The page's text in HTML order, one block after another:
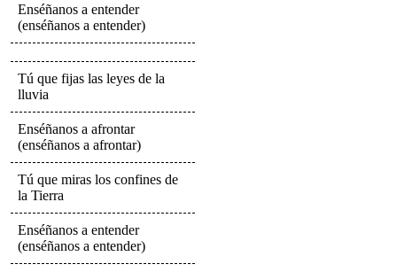
Enséñanos a entender
(enséñanos a entender)
Tú que fijas las leyes de la
lluvia
Enséñanos a afrontar
(enséñanos a afrontar)
Tú que miras los confines de
la Tierra
Enséñanos a entender
(enséñanos a entender)